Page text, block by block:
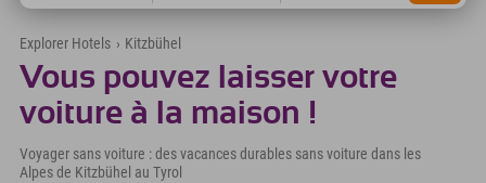
Explorer Hotels › Kitzbühel
Vous pouvez laisser votre
voiture à la maison !
Voyager sans voiture : des vacances durables sans voiture dans les
Alpes de Kitzbühel au Tyrol